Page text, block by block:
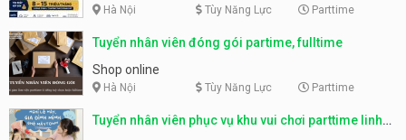
Hà Nội Tùy Năng Lực Parttime
Tuyển nhân viên đóng gói partime, fulltime
Shop online
Hà Nội Tùy Năng Lực Parttime
Tuyển nhân viên phục vụ khu vui chơi parttime linh